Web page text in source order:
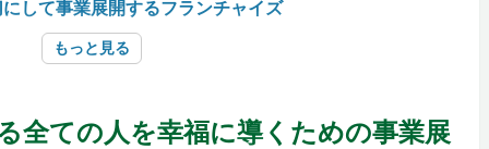
して事業展開するフランチャイズ
もっと見る
全ての人を幸福に導くための事業展